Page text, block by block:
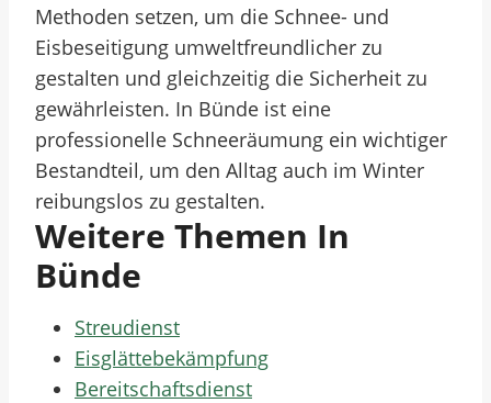
Methoden setzen, um die Schnee- und
Eisbeseitigung umweltfreundlicher zu
gestalten und gleichzeitig die Sicherheit zu
gewährleisten. In Bünde ist eine
professionelle Schneeräumung ein wichtiger
Bestandteil, um den Alltag auch im Winter
reibungslos zu gestalten.
Weitere Themen In
Bünde
Streudienst
Eisglättebekämpfung
Bereitschaftsdienst